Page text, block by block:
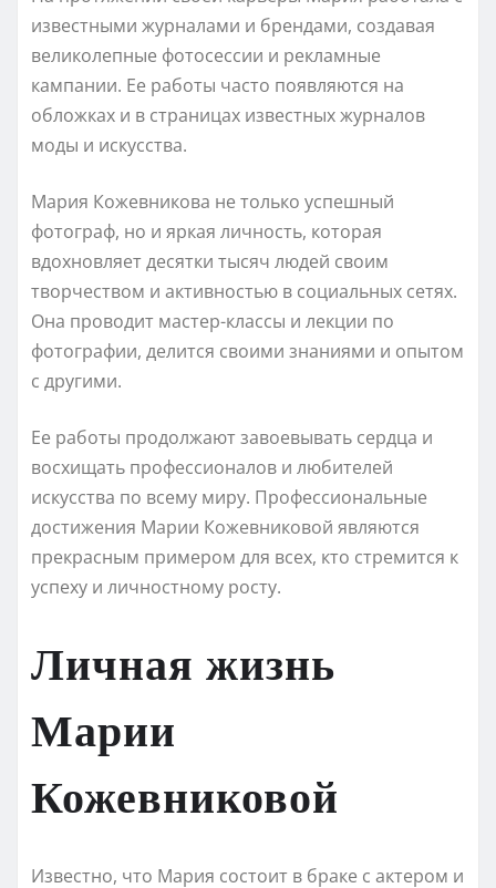
известными журналами и брендами, создавая
великолепные фотосессии и рекламные
кампании. Ее работы часто появляются на
обложках и в страницах известных журналов
моды и искусства.
Мария Кожевникова не только успешный
фотограф, но и яркая личность, которая
вдохновляет десятки тысяч людей своим
творчеством и активностью в социальных сетях.
Она проводит мастер-классы и лекции по
фотографии, делится своими знаниями и опытом
с другими.
Ее работы продолжают завоевывать сердца и
восхищать профессионалов и любителей
искусства по всему миру. Профессиональные
достижения Марии Кожевниковой являются
прекрасным примером для всех, кто стремится к
успеху и личностному росту.
Личная жизнь
Марии
Кожевниковой
Известно, что Мария состоит в браке с актером и